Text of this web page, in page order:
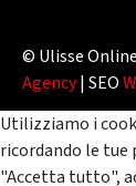
© Ulisse
Agency| SEO
Utilizziamo i
ricordando le tue
"Accetta tutto",